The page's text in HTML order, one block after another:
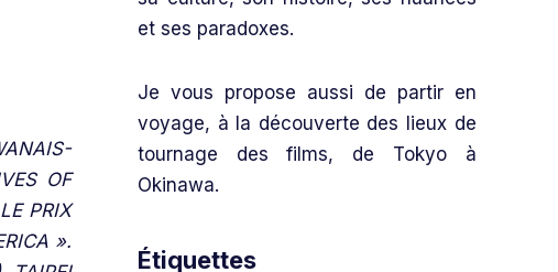
OF
PRIX
».
et ses paradoxes.
Je vous propose aussi de partir en
voyage, à la découverte des lieux de
tournage des films, de Tokyo à
Okinawa.
Étiquettes